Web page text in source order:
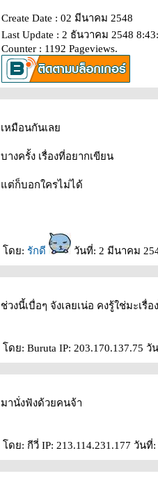
Create Date : 02 มีนาคม 2548
Last Update : 2 ธันวาคม 2548
Counter : 1192 Pageviews.
เหมือนกันเล
บางครั้ง เรื่องที่อยากเขียน
ต่ก็บอกใครไม่ได้
ดย: รักดี วันที่: 2 มีนาคม
ช่วงนี้เบื่อๆ จังเลยเน่อ คงรู้ใช่มะเรื่อ
ดย: Buruta IP: 203.170.137.75 วั
มานั่งฟังด้วยคนจ้า
ดย: กีวี่ IP: 213.114.231.177 วันที่